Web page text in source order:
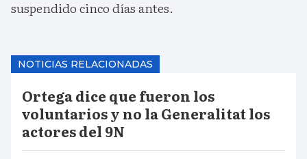
suspendido cinco días antes.
NOTICIAS RELACIONADAS
Ortega dice que fueron los
voluntarios y no la Generalitat los
actores del 9N